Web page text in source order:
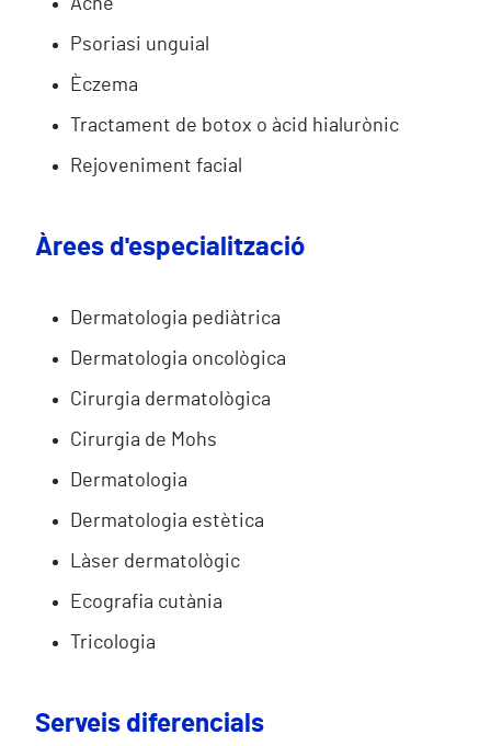
Acne
Psoriasi unguial
Èczema
Tractament de botox o àcid hialurònic
Rejoveniment facial
Àrees d'especialització
Dermatologia pediàtrica
Dermatologia oncològica
Cirurgia dermatològica
Cirurgia de Mohs
Dermatologia
Dermatologia estètica
Làser dermatològic
Ecografia cutània
Tricologia
Serveis diferencials